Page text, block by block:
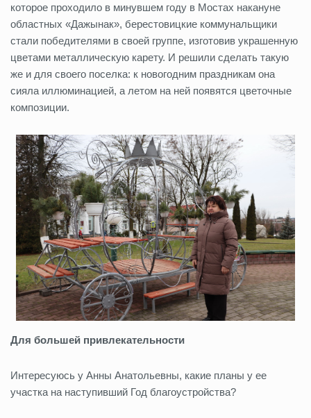
которое проходило в минувшем году в Мостах накануне
областных «Дажынак», берестовицкие коммунальщики
стали победителями в своей группе, изготовив украшенную
цветами металлическую карету. И решили сделать такую
же и для своего поселка: к новогодним праздникам она
сияла иллюминацией, а летом на ней появятся цветочные
композиции.
Для большей привлекательности
Интересуюсь у Анны Анатольевны, какие планы у ее
участка на наступивший Год благоустройства?